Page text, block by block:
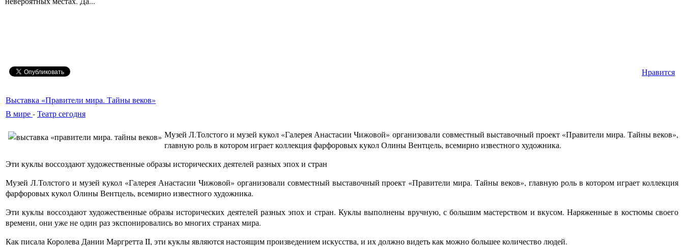
Нравится
Выставка «Правители мира. Тайны веков»
В мире-Театр сегодня
Музей Л.Толстого и музей кукол «Галерея Анастасии Чижовой» организовали совместный выставочный проект «Правители мира. Тайны веков»,
главную роль в котором играет коллекция фарфоровых кукол Олины Вентцель, всемирно известного художника.
Эти куклы воссоздают художественные образы исторических деятелей разных эпох и стран
Музей Л.Толстого и музей кукол «Галерея Анастасии Чижовой» организовали совместный выставочный проект «Правители мира. Тайны веков», главную роль в котором играет коллекция
фарфоровых кукол Олины Вентцель, всемирно известного художника.
Эти куклы воссоздают художественные образы исторических деятелей разных эпох и стран. Куклы выполнены вручную, с большим мастерством и вкусом. Наряженные в костюмы своего
времени, они уже не один раз экспонировались во многих странах мира.
Как писала Королева Дании Маргретта II, эти куклы являются настоящим произведением искусства, и их должно видеть как можно большее количество людей.